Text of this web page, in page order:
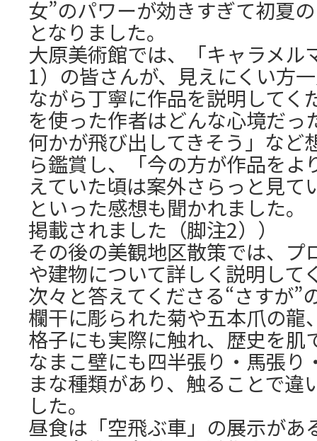
女”のパワーが効きすぎて初夏
となりました。
大原美術館では、「キャラメル
1）の皆さんが、見えにくい方
ながら丁寧に作品を説明してく
を使った作者はどんな心境だっ
何かが飛び出してきそう」など
ら鑑賞し、「今の方が作品をよ
えていた頃は案外さらっと見て
といった感想も聞かれました
掲載されました（脚注2））
その後の美観地区散策では、プ
や建物について詳しく説明して
次々と答えてくださる“さすが”
欄干に彫られた菊や五本爪の龍
格子にも実際に触れ、歴史を肌
なまこ壁にも四半張り・馬張り
まな種類があり、触ることで違
した。
昼食は「空飛ぶ車」の展示があ